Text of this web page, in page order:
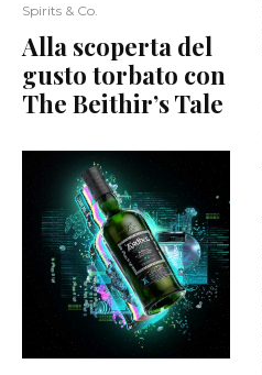
Spirits & Co.
Alla scoperta del
gusto torbato con
The Beithir’s Tale